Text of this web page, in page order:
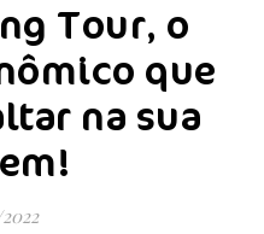
Tour, o
que
na sua